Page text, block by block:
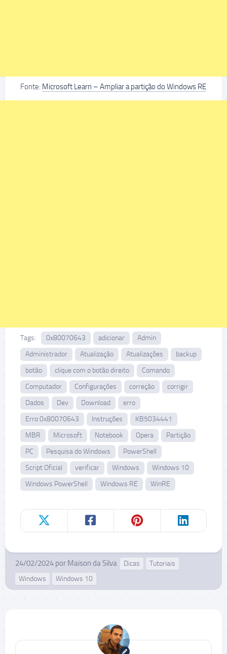
Fonte: Microsoft Learn – Ampliar a partição do Windows RE
Tags: 0x80070643 adicionar
Admin
Administrador
Atualização Atualizações
backup
botão
clique com o botão direito
Comando
Computador
Configurações correção
corrigir
Dados
Dev Download
erro
Erro 0x80070643
Instruções
KB5034441
MBR
Microsoft Notebook Opera
Partição
PC
Pesquisa do Windows
PowerShell
Script Oficial
verificar Windows
Windows 10
Windows PowerShell
Windows RE WinRE
24/02/2024 por Maison da Silva Dicas
Tutoriais
Windows
Windows 10